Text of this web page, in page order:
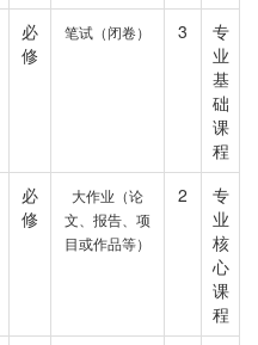
必
修
笔试（闭卷） 3
专
业
基
础
课
程
必
修
大作业（论
文、报告、项
目或作品等）
2
专
业
核
心
课
程